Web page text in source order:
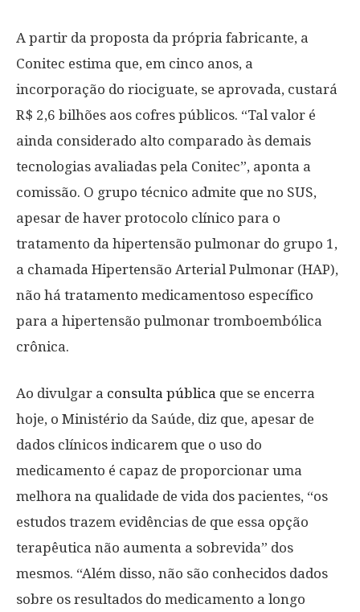
A partir da proposta da própria fabricante, a
Conitec estima que, em cinco anos, a
incorporação do riociguate, se aprovada, custará
R$ 2,6 bilhões aos cofres públicos. “Tal valor é
ainda considerado alto comparado às demais
tecnologias avaliadas pela Conitec”, aponta a
comissão. O grupo técnico admite que no SUS,
apesar de haver protocolo clínico para o
tratamento da hipertensão pulmonar do grupo 1,
a chamada Hipertensão Arterial Pulmonar (HAP),
não há tratamento medicamentoso específico
para a hipertensão pulmonar tromboembólica
crônica.
Ao divulgar a consulta pública que se encerra
hoje, o Ministério da Saúde, diz que, apesar de
dados clínicos indicarem que o uso do
medicamento é capaz de proporcionar uma
melhora na qualidade de vida dos pacientes, “os
estudos trazem evidências de que essa opção
terapêutica não aumenta a sobrevida” dos
mesmos. “Além disso, não são conhecidos dados
sobre os resultados do medicamento a longo